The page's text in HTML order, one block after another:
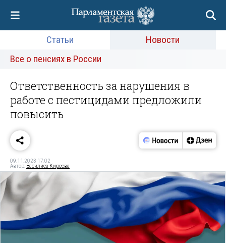
Статьи
Новости
Все о пенсиях в России
Ответственность за нарушения в
работе с пестицидами предложили
повысить
09.11.2023 17:02
Автор: Василиса Киреева